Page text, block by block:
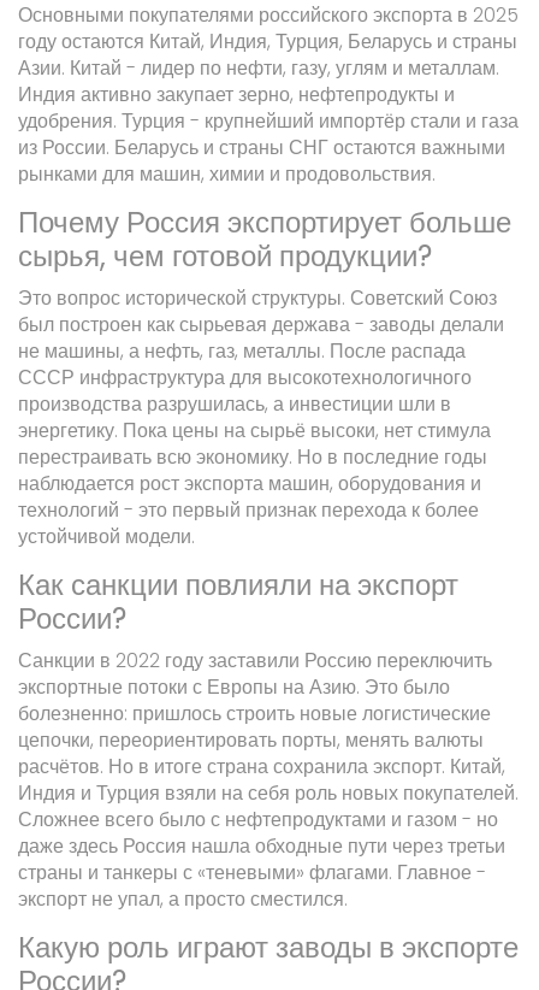
Основными покупателями российского экспорта в 2025
году остаются Китай, Индия, Турция, Беларусь и страны
Азии. Китай - лидер по нефти, газу, углям и металлам.
Индия активно закупает зерно, нефтепродукты и
удобрения. Турция - крупнейший импортёр стали и газа
из России. Беларусь и страны СНГ остаются важными
рынками для машин, химии и продовольствия.
Почему Россия экспортирует больше
сырья, чем готовой продукции?
Это вопрос исторической структуры. Советский Союз
был построен как сырьевая держава - заводы делали
не машины, а нефть, газ, металлы. После распада
СССР инфраструктура для высокотехнологичного
производства разрушилась, а инвестиции шли в
энергетику. Пока цены на сырьё высоки, нет стимула
перестраивать всю экономику. Но в последние годы
наблюдается рост экспорта машин, оборудования и
технологий - это первый признак перехода к более
устойчивой модели.
Как санкции повлияли на экспорт
России?
Санкции в 2022 году заставили Россию переключить
экспортные потоки с Европы на Азию. Это было
болезненно: пришлось строить новые логистические
цепочки, переориентировать порты, менять валюты
расчётов. Но в итоге страна сохранила экспорт. Китай,
Индия и Турция взяли на себя роль новых покупателей.
Сложнее всего было с нефтепродуктами и газом - но
даже здесь Россия нашла обходные пути через третьи
страны и танкеры с «теневыми» флагами. Главное -
экспорт не упал, а просто сместился.
Какую роль играют заводы в экспорте
России?